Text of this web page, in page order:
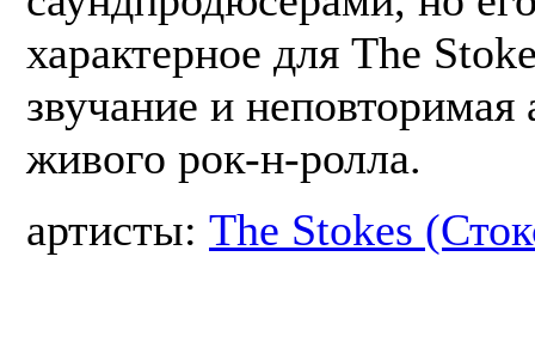
характерное для The
звучание и неповторимая
живого рок-н-ролла.
артисты: The Stokes